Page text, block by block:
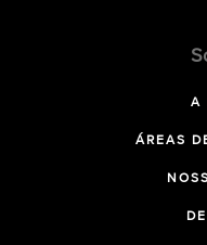
A
ÁREAS